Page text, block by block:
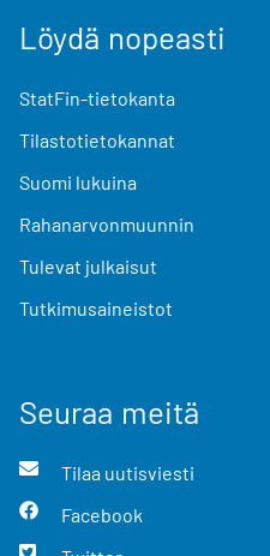
Löydä nopeasti
StatFin-tietokanta
Tilastotietokannat
Suomi lukuina
Rahanarvonmuunnin
Tulevat julkaisut
Tutkimusaineistot
Seuraa meitä
Tilaa uutisviesti
Facebook